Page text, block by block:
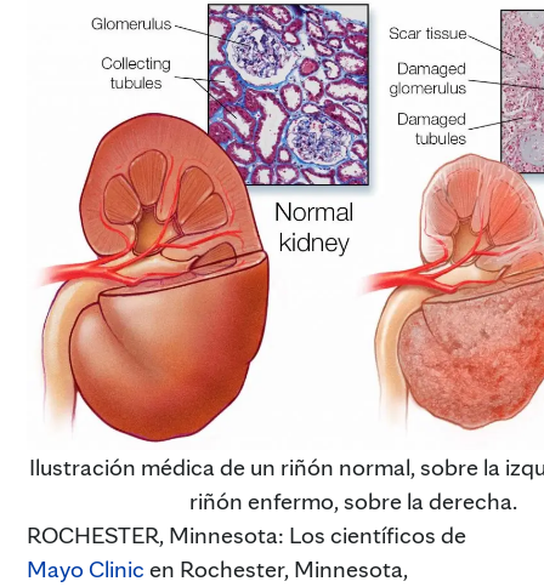
Ilustración médica de un riñón normal, sobre la
riñón enfermo, sobre la derecha.
ROCHESTER, Minnesota: Los científicos de
Mayo Clinic en Rochester, Minnesota,